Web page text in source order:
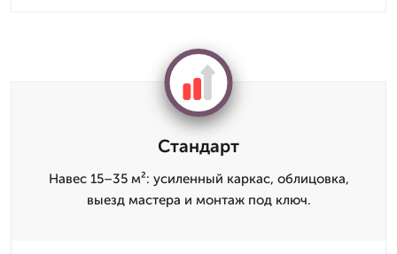
Стандарт
Навес 15–35 м²: усиленный каркас, облицовка,
выезд мастера и монтаж под ключ.